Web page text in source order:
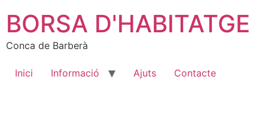
BORSA D'HABITATGE
Conca de Barberà
Inici Informació Ajuts Contacte